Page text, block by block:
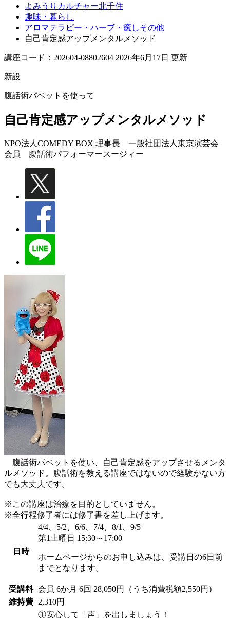
よみうりカルチャー北千住
趣味・暮らし
アロマテラピー・ハーブ・癒しその他
自己肯定感アップメンタルメソッド
講座コード：202604-08802604 2026年6月17日 更新
新設
腹話術パペットを使って
自己肯定感アップメンタルメソッド
NPO法人COMEDY BOX 理事長 一般社団法人東京演芸会
会員 腹話術パフォーマースージィー
腹話術パペットを使い、自己肯定感をアップさせるメンタ
ルメソッド。腹話術を教える講座ではないので経験がない方
でも大丈夫です。
※この講座は治療を目的としていません。
※全行程修了者には修了書を差し上げます。
日時
4/4、5/2、6/6、7/4、8/1、9/5
第1土曜日 15:30～17:00
ホームページからのお申し込みは、受講日の6日前
までとなります。
受講料 会員 6か月 6回 28,050円（うち消費税額2,550円）
維持費
2,310円
①安心して「声」を出しましょう！